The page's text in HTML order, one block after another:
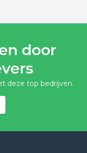
door
deze top bedrijven.